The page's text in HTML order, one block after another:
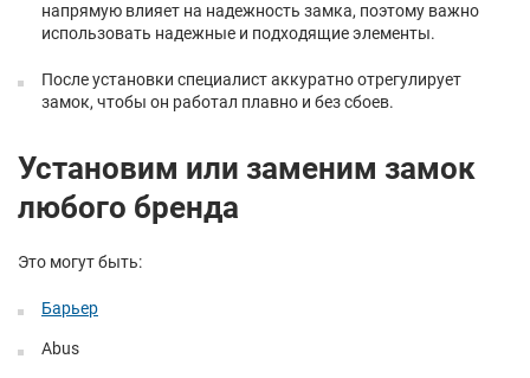
напрямую влияет на надежность замка, поэтому важно
использовать надежные и подходящие элементы.
После установки специалист аккуратно отрегулирует
замок, чтобы он работал плавно и без сбоев.
Установим или заменим замок
любого бренда
Это могут быть:
Барьер
Abus